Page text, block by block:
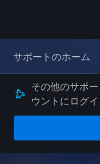
サポートのホーム
その他のサポ
ウントにログイ